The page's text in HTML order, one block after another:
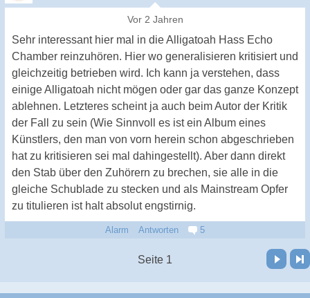
Vor 2 Jahren
Sehr interessant hier mal in die Alligatoah Hass Echo
Chamber reinzuhören. Hier wo generalisieren kritisiert und
gleichzeitig betrieben wird. Ich kann ja verstehen, dass
einige Alligatoah nicht mögen oder gar das ganze Konzept
ablehnen. Letzteres scheint ja auch beim Autor der Kritik
der Fall zu sein (Wie Sinnvoll es ist ein Album eines
Künstlers, den man von vorn herein schon abgeschrieben
hat zu kritisieren sei mal dahingestellt). Aber dann direkt
den Stab über den Zuhörern zu brechen, sie alle in die
gleiche Schublade zu stecken und als Mainstream Opfer
zu titulieren ist halt absolut engstirnig.
Alarm Antworten 5
Seite 1
Vor Letzte Seite